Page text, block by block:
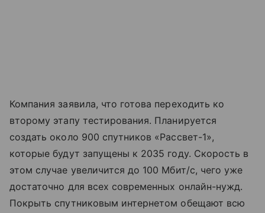
Компания заявила, что готова переходить ко
второму этапу тестирования. Планируется
создать около 900 спутников «Рассвет-1»,
которые будут запущены к 2035 году. Скорость в
этом случае увеличится до 100 Мбит/с, чего уже
достаточно для всех современных онлайн-нужд.
Покрыть спутниковым интернетом обещают всю